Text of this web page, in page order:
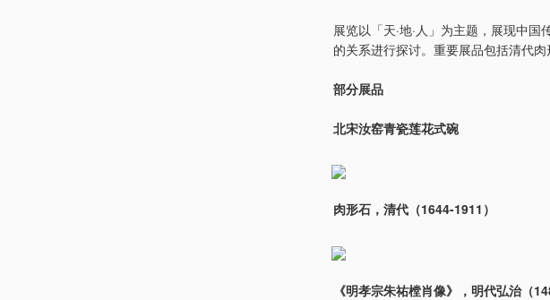
展览以「天·地·人」为主题，展现中国
的关系进行探讨。重要展品包括清代肉
部分展品
北宋汝窑青瓷莲花式碗
肉形石，清代（1644-1911）
《明孝宗朱祐樘肖像》，明代弘治（